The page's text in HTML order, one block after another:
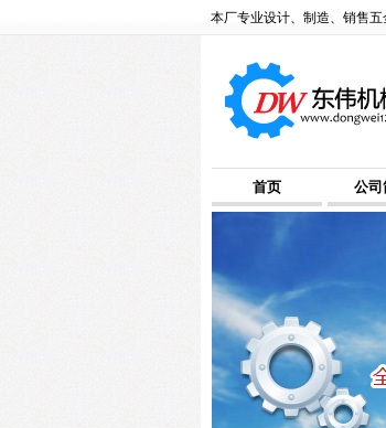
本厂专业设计、制造、销售
首页 公司